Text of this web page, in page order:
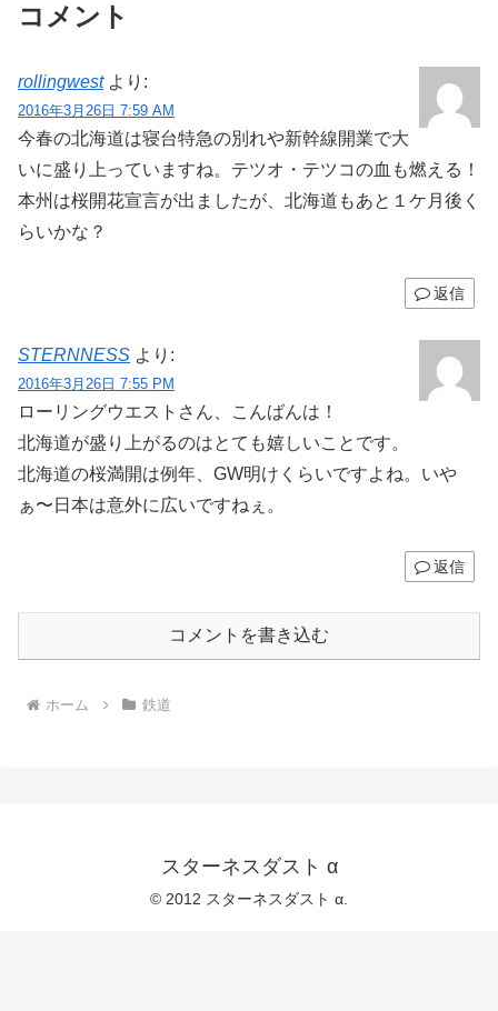
コメント
rollingwest より:
2016年3月26日 7:59 AM
今春の北海道は寝台特急の別れや新幹線開業で大
いに盛り上っていますね。テツオ・テツコの血も燃える！
本州は桜開花宣言が出ましたが、北海道もあと１ケ月後く
らいかな？
返信
STERNNESS より:
2016年3月26日 7:55 PM
ローリングウエストさん、こんばんは！
北海道が盛り上がるのはとても嬉しいことです。
北海道の桜満開は例年、GW明けくらいですよね。いや
ぁ〜日本は意外に広いですねぇ。
返信
コメントを書き込む
ホーム 鉄道
スターネスダスト α
© 2012 スターネスダスト α.